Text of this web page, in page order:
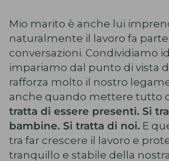
Mio marito è anche lui
naturalmente il lavoro fa
conversazioni. Condividiamo
impariamo dal punto di vista
rafforza molto il nostro
anche quando mettere tutto
tratta di essere presenti. Si
bambine. Si tratta di noi. E
tra far crescere il lavoro e
tranquillo e stabile della